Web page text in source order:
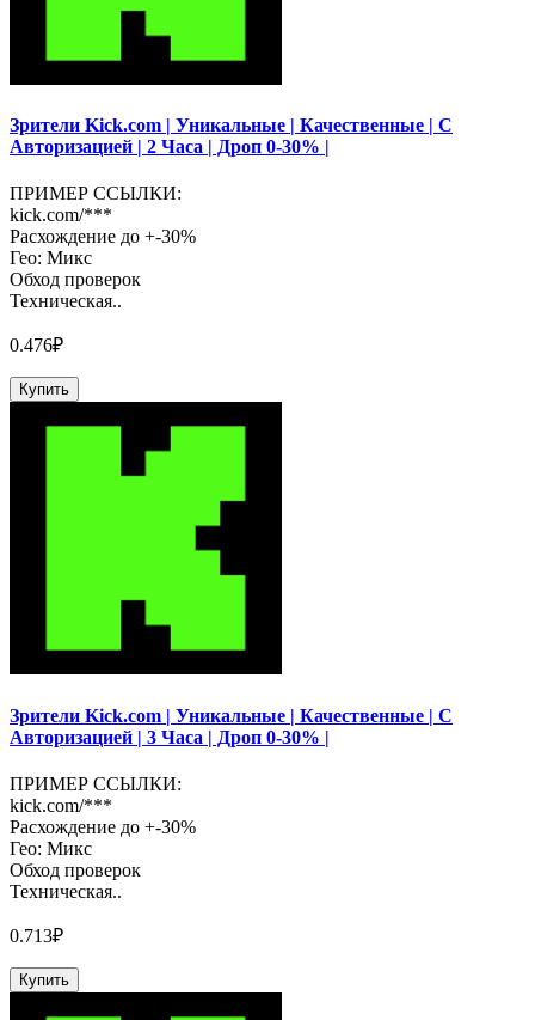
Зрители Kick.com | Уникальные | Качественные | С
Авторизацией | 2 Часа | Дроп 0-30% |
ПРИМЕР ССЫЛКИ:
kick.com/***
Расхождение до +-30%
Гео: Микс
Обход проверок
Техническая..
0.476₽
Купить
Зрители Kick.com | Уникальные | Качественные | С
Авторизацией | 3 Часа | Дроп 0-30% |
ПРИМЕР ССЫЛКИ:
kick.com/***
Расхождение до +-30%
Гео: Микс
Обход проверок
Техническая..
0.713₽
Купить